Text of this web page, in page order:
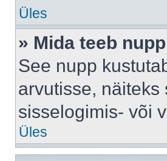
Üles
» Mida teeb
See nupp
arvutisse,
sisselogimis- või
Üles